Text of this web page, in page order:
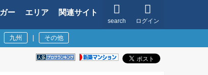
ログイン
search
ー エリア 関連サイト
九州 その他